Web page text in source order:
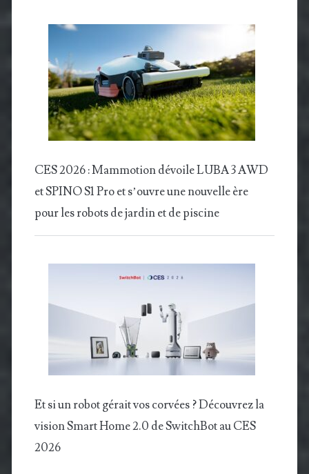
CES 2026 : Mammotion dévoile LUBA 3 AWD
et SPINO S1 Pro et s’ouvre une nouvelle ère
pour les robots de jardin et de piscine
Et si un robot gérait vos corvées ? Découvrez la
vision Smart Home 2.0 de SwitchBot au CES
2026